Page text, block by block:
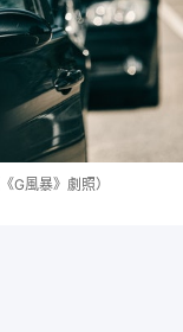
G風暴》劇照）